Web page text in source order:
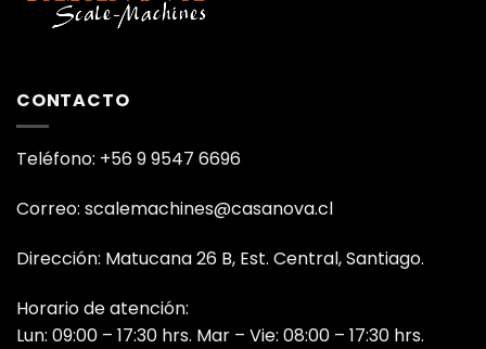
CONTACTO
Teléfono: +56 9 9547 6696
Correo: scalemachines@casanova.cl
Dirección: Matucana 26 B, Est. Central, Santiago.
Horario de atención:
Lun: 09:00 – 17:30 hrs. Mar – Vie: 08:00 – 17:30 hrs.